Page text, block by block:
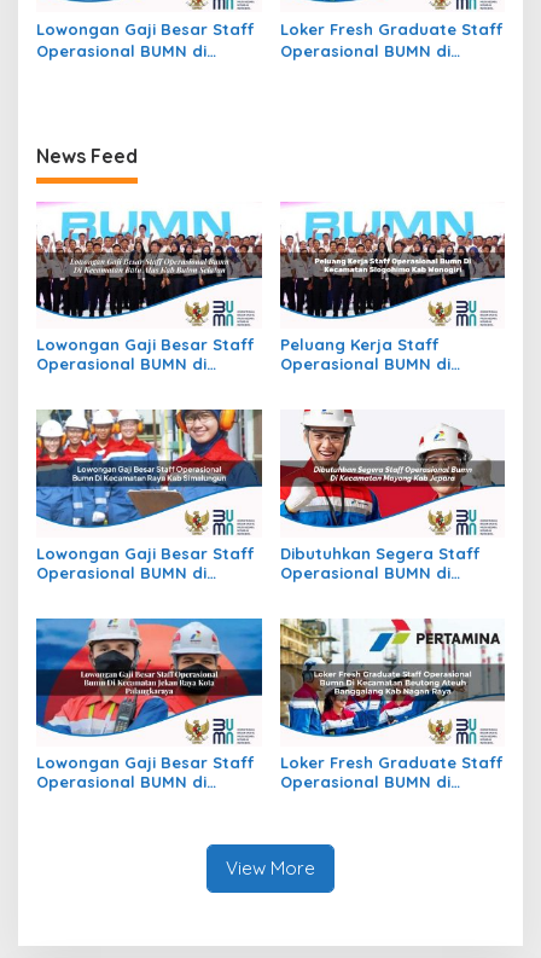
Lowongan Gaji Besar Staff
Operasional BUMN di
Loker Fresh Graduate Staff
Operasional BUMN di
News Feed
Lowongan Gaji Besar Staff
Operasional BUMN di
Peluang Kerja Staff
Operasional BUMN di
Lowongan Gaji Besar Staff
Operasional BUMN di
Dibutuhkan Segera Staff
Operasional BUMN di
Lowongan Gaji Besar Staff
Operasional BUMN di
Loker Fresh Graduate Staff
Operasional BUMN di
View More